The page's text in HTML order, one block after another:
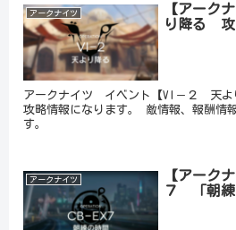
アークナイツ
【アーク
り降る 攻
アークナイツ イベント【VI－２ 天よ
攻略情報になります。 敵情報、報酬情
す。
アークナイツ
【アーク
７ 「朝練